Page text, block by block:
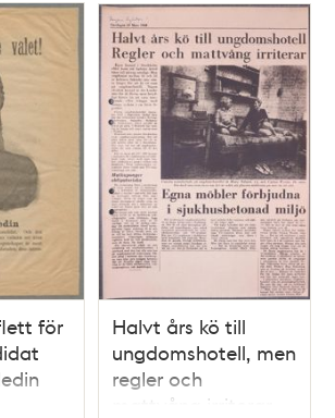
för
Halvt års kö till
ungdomshotell, men
regler och
mattvång irriterar